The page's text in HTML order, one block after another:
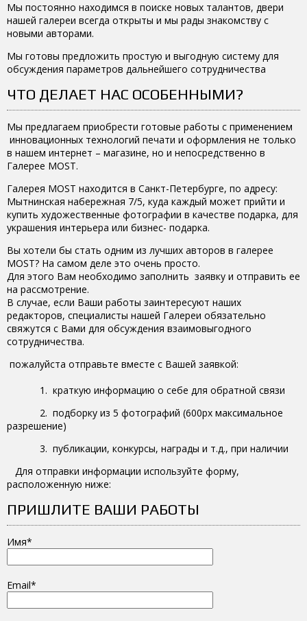
Мы постоянно находимся в поиске новых талантов, двери
нашей галереи всегда открыты и мы рады знакомству с
новыми авторами.
Мы готовы предложить простую и выгодную систему для
обсуждения параметров дальнейшего сотрудничества
ЧТО ДЕЛАЕТ НАС ОСОБЕННЫМИ?
Мы предлагаем приобрести готовые работы с применением
инновационных технологий печати и оформления не только
в нашем интернет – магазине, но и непосредственно в
Галерее MOST.
Галерея MOST находится в Санкт-Петербурге, по адресу:
Мытнинская набережная 7/5, куда каждый может прийти и
купить художественные фотографии в качестве подарка, для
украшения интерьера или бизнес- подарка.
Вы хотели бы стать одним из лучших авторов в галерее
MOST? На самом деле это очень просто.
Для этого Вам необходимо заполнить заявку и отправить ее
на рассмотрение.
В случае, если Ваши работы заинтересуют наших
редакторов, специалисты нашей Галереи обязательно
свяжутся с Вами для обсуждения взаимовыгодного
сотрудничества.
пожалуйста отправьте вместе с Вашей заявкой:
1. краткую информацию о себе для обратной связи
2. подборку из 5 фотографий (600px максимальное
разрешение)
3. публикации, конкурсы, награды и т.д., при наличии
Для отправки информации используйте форму,
расположенную ниже:
ПРИШЛИТЕ ВАШИ РАБОТЫ
Имя*
Email*